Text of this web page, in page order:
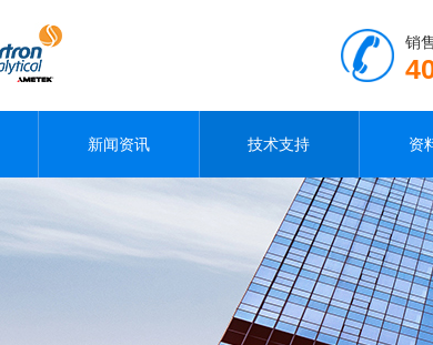
销
新闻资讯 技术支持 资